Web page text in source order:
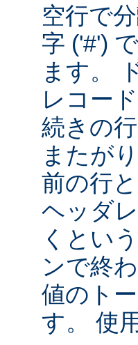
空行で
字 ('#')
ます。
レコー
続きの
またが
前の行
ヘッダ
くとい
ンで終
値のト
す。 使